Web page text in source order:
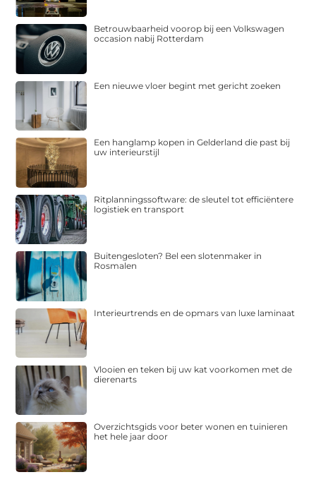
Betrouwbaarheid voorop bij een Volkswagen
occasion nabij Rotterdam
Een nieuwe vloer begint met gericht zoeken
Een hanglamp kopen in Gelderland die past bij
uw interieurstijl
Ritplanningssoftware: de sleutel tot efficiëntere
logistiek en transport
Buitengesloten? Bel een slotenmaker in
Rosmalen
Interieurtrends en de opmars van luxe laminaat
Vlooien en teken bij uw kat voorkomen met de
dierenarts
Overzichtsgids voor beter wonen en tuinieren
het hele jaar door